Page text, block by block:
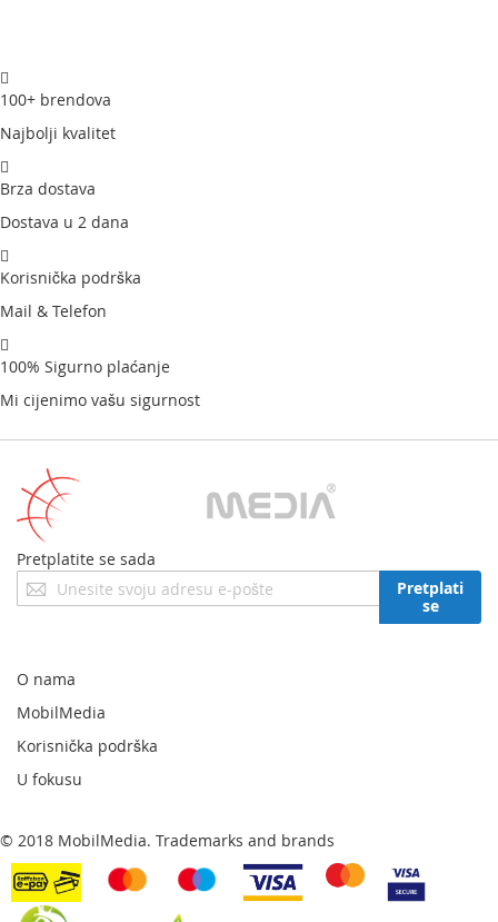
100+ brendova
Najbolji kvalitet
Brza dostava
Dostava u 2 dana
Korisnička podrška
Mail & Telefon
100% Sigurno plaćanje
Mi cijenimo vašu sigurnost
Pretplatite se sada
Prijavite
se
newsletter:
Pretplati
se
O nama
MobilMedia
Korisnička podrška
U fokusu
© 2018 MobilMedia. Trademarks and brands